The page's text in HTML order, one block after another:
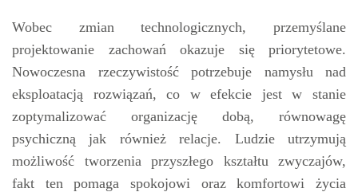
Wobec zmian technologicznych, przemyślane
projektowanie zachowań okazuje się priorytetowe.
Nowoczesna rzeczywistość potrzebuje namysłu nad
eksploatacją rozwiązań, co w efekcie jest w stanie
zoptymalizować organizację dobą, równowagę
psychiczną jak również relacje. Ludzie utrzymują
możliwość tworzenia przyszłego kształtu zwyczajów,
fakt ten pomaga spokojowi oraz komfortowi życia